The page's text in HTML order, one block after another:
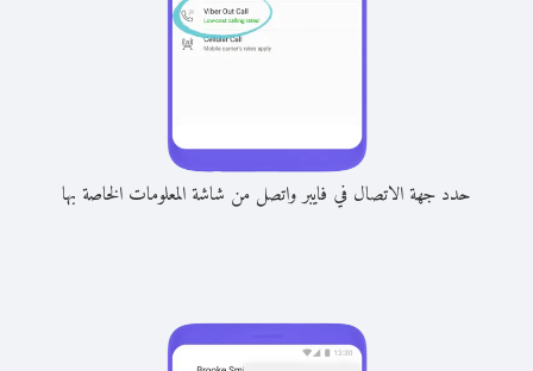
حدد جهة الاتصال في فايبر واتصل من شاشة المعلومات الخاصة بها